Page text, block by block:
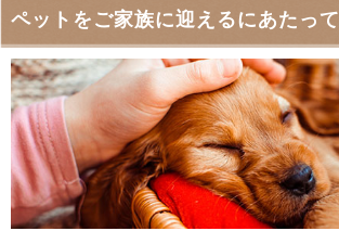
ペットをご家族に迎えるにあたって